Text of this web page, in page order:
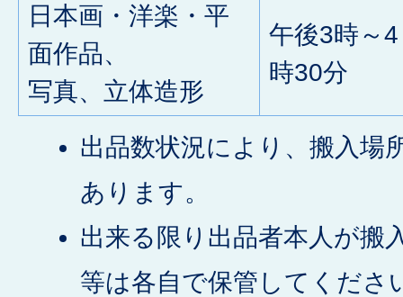
日本画・洋楽・平
面作品、
写真、立体造形
午後3時～4
時30分
出品数状況により、搬入場
あります。
出来る限り出品者本人が搬
等は各自で保管してくださ